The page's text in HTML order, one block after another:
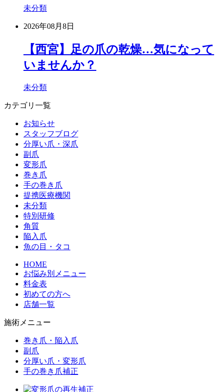
未分類
2026年08月8日
【西宮】足の爪の乾燥…気になって
いませんか？
未分類
カテゴリ一覧
お知らせ
スタッフブログ
分厚い爪・深爪
副爪
変形爪
巻き爪
手の巻き爪
提携医療機関
未分類
特別研修
角質
陥入爪
魚の目・タコ
HOME
お悩み別メニュー
料金表
初めての方へ
店舗一覧
施術メニュー
巻き爪・陥入爪
副爪
分厚い爪・変形爪
手の巻き爪補正